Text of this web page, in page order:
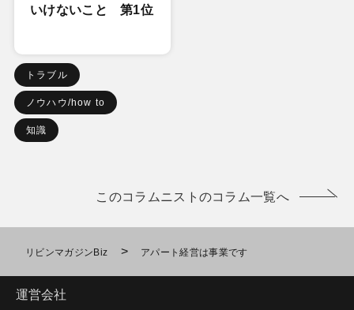
いけないこと 第1位
トラブル
ノウハウ/how to
知識
このコラムニストのコラム一覧へ
リビンマガジンBiz > アパート経営は事業です
運営会社